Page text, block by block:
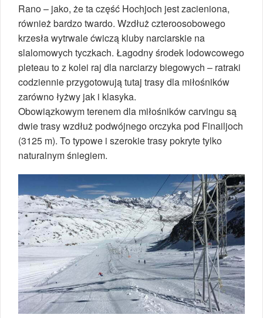
Rano – jako, że ta część Hochjoch jest zacieniona,
również bardzo twardo. Wzdłuż czteroosobowego
krzesła wytrwale ćwiczą kluby narciarskie na
slalomowych tyczkach. Łagodny środek lodowcowego
pleteau to z kolei raj dla narciarzy biegowych – ratraki
codziennie przygotowują tutaj trasy dla miłośników
zarówno łyżwy jak i klasyka.
Obowiązkowym terenem dla miłośników carvingu są
dwie trasy wzdłuż podwójnego orczyka pod Finailjoch
(3125 m). To typowe i szerokie trasy pokryte tylko
naturalnym śniegiem.